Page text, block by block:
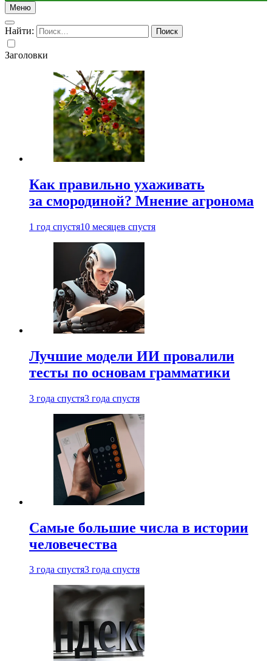
Меню
Найти:
Заголовки
Как правильно ухаживать
за смородиной? Мнение агронома
1 год спустя10 месяцев спустя
Лучшие модели ИИ провалили
тесты по основам грамматики
3 года спустя3 года спустя
Самые большие числа в истории
человечества
3 года спустя3 года спустя